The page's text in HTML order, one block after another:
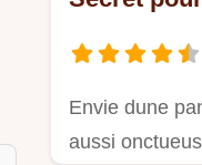
Envie dune
aussi